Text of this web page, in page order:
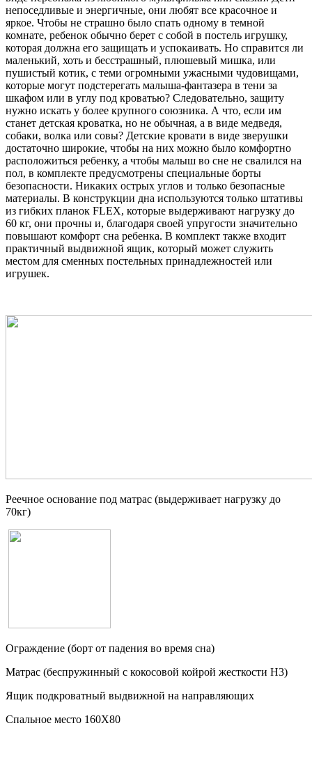
непоседливые и энергичные, они любят все красочное и
яркое. Чтобы не страшно было спать одному в темной
комнате, ребенок обычно берет с собой в постель игрушку,
которая должна его защищать и успокаивать. Но справится ли
маленький, хоть и бесстрашный, плюшевый мишка, или
пушистый котик, с теми огромными ужасными чудовищами,
которые могут подстерегать малыша-фантазера в тени за
шкафом или в углу под кроватью? Следовательно, защиту
нужно искать у более крупного союзника. А что, если им
станет детская кроватка, но не обычная, а в виде медведя,
собаки, волка или совы? Детские кровати в виде зверушки
достаточно широкие, чтобы на них можно было комфортно
расположиться ребенку, а чтобы малыш во сне не свалился на
пол, в комплекте предусмотрены специальные борты
безопасности. Никаких острых углов и только безопасные
материалы. В конструкции дна используются только штативы
из гибких планок FLEX, которые выдерживают нагрузку до
60 кг, они прочны и, благодаря своей упругости значительно
повышают комфорт сна ребенка. В комплект также входит
практичный выдвижной ящик, который может служить
местом для сменных постельных принадлежностей или
игрушек.
Реечное основание под матрас (выдерживает нагрузку до
70кг)
Ограждение (борт от падения во время сна)
Матрас (беспружинный с кокосовой койрой жесткости H3)
Ящик подкроватный выдвижной на направляющих
Спальное место 160Х80